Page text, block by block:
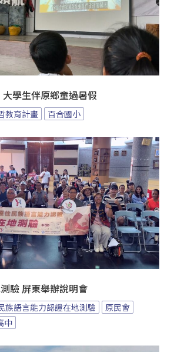
學生伴原鄉童過暑假
教育計畫 百合國小
驗 屏東舉辦說明會
族語言能力認證在地測驗
原民會
中